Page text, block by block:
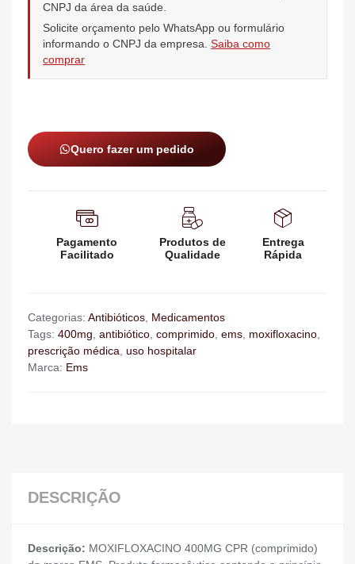
CNPJ da área da saúde.
Solicite orçamento pelo WhatsApp ou formulário
informando o CNPJ da empresa. Saiba como
comprar
Quero fazer um pedido
Pagamento
Facilitado
Produtos de
Qualidade
Entrega
Rápida
Categorias: Antibióticos, Medicamentos
Tags: 400mg, antibiótico, comprimido, ems, moxifloxacino,
prescrição médica, uso hospitalar
Marca: Ems
DESCRIÇÃO
Descrição: MOXIFLOXACINO 400MG CPR (comprimido)